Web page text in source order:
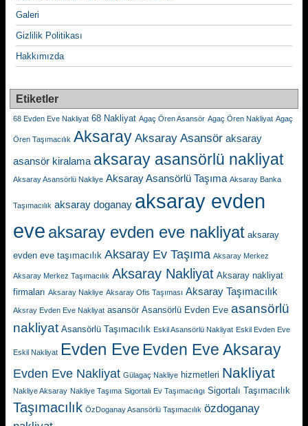
Galeri
Gizlilik Politikası
Hakkımızda
Etiketler
68 Evden Eve Nakliyat 68 Nakliyat Agaç Ören Asansör Agaç Ören Nakliyat Agaç
Ören Taşımacılık Aksaray Aksaray Asansör aksaray
asansör kiralama aksaray asansörlü nakliyat
Aksaray Asansörlü Nakliye Aksaray Asansörlü Taşıma Aksaray Banka
Taşımacılık aksaray doganay aksaray evden
eve aksaray evden eve nakliyat aksaray
evden eve taşımacılık Aksaray Ev Taşıma Aksaray Merkez
Aksaray Merkez Taşımacılık Aksaray Nakliyat Aksaray nakliyat
firmaları Aksaray Nakliye Aksaray Ofis Taşıması Aksaray Taşımacılık
Aksray Evden Eve Nakliyat asansör Asansörlü Evden Eve asansörlü
nakliyat Asansörlü Taşımacılık Eskil Asansörlü Nakliyat Eskil Evden Eve
Eskil Nakliyat Evden EveEvden Eve Aksaray
Evden Eve Nakliyat Gülagaç Nakliye hizmetleri Nakliyat
Nakliye Aksaray Nakliye Taşıma Sigortalı Ev Taşımacılıgı Sigortalı Taşımacılık
Taşımacılık ÖzDoganay Asansörlü Taşımacılık özdoganay